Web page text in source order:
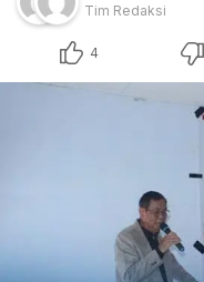
Tim Redaksi
4